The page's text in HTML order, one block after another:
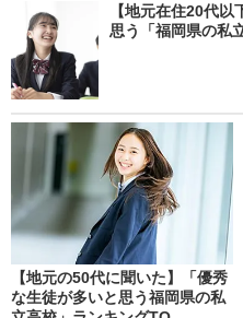
【地元在住20代
思う「福岡県の私
【地元の50代に聞いた】「優秀
な生徒が多いと思う福岡県の私